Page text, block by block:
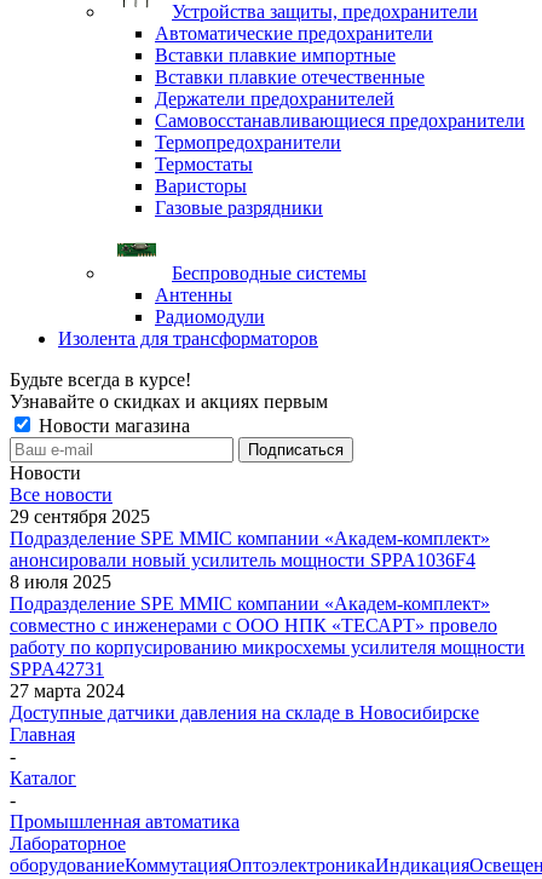
Устройства защиты, предохранители
Автоматические предохранители
Вставки плавкие импортные
Вставки плавкие отечественные
Держатели предохранителей
Самовосстанавливающиеся предохранители
Термопредохранители
Термостаты
Варисторы
Газовые разрядники
Беспроводные системы
Антенны
Радиомодули
Изолента для трансформаторов
Будьте всегда в курсе!
Узнавайте о скидках и акциях первым
Новости магазина
Новости
Все новости
29 сентября 2025
Подразделение SPE MMIC компании «Академ-комплект»
анонсировали новый усилитель мощности SPPA1036F4
8 июля 2025
Подразделение SPE MMIC компании «Академ-комплект»
совместно с инженерами с ООО НПК «ТЕСАРТ» провело
работу по корпусированию микросхемы усилителя мощности
SPPA42731
27 марта 2024
Доступные датчики давления на складе в Новосибирске
Главная
-
Каталог
-
Промышленная автоматика
Лабораторное
оборудованиеКоммутацияОптоэлектроникаИндикация